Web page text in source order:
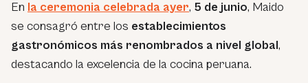
En la ceremonia celebrada ayer, 5 de junio, Maido
se consagró entre los establecimientos
gastronómicos más renombrados a nivel global,
destacando la excelencia de la cocina peruana.